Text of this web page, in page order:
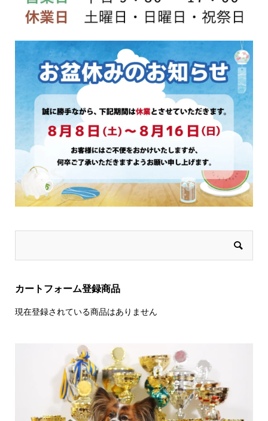
カートフォーム登録商品
現在登録されている商品はありません